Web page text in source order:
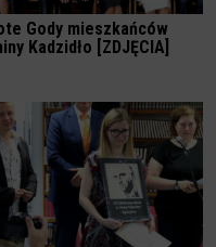
Gody mieszkańców
Kadzidło [ZDJĘCIA]